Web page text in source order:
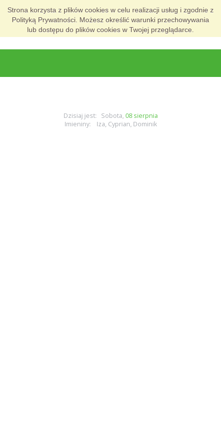
Strona korzysta z plików cookies w celu realizacji usług i zgodnie z
Polityką Prywatności. Możesz określić warunki przechowywania
lub dostępu do plików cookies w Twojej przeglądarce.
Dzisiaj jest: Sobota, 08 sierpnia
Imieniny: Iza, Cyprian, Dominik